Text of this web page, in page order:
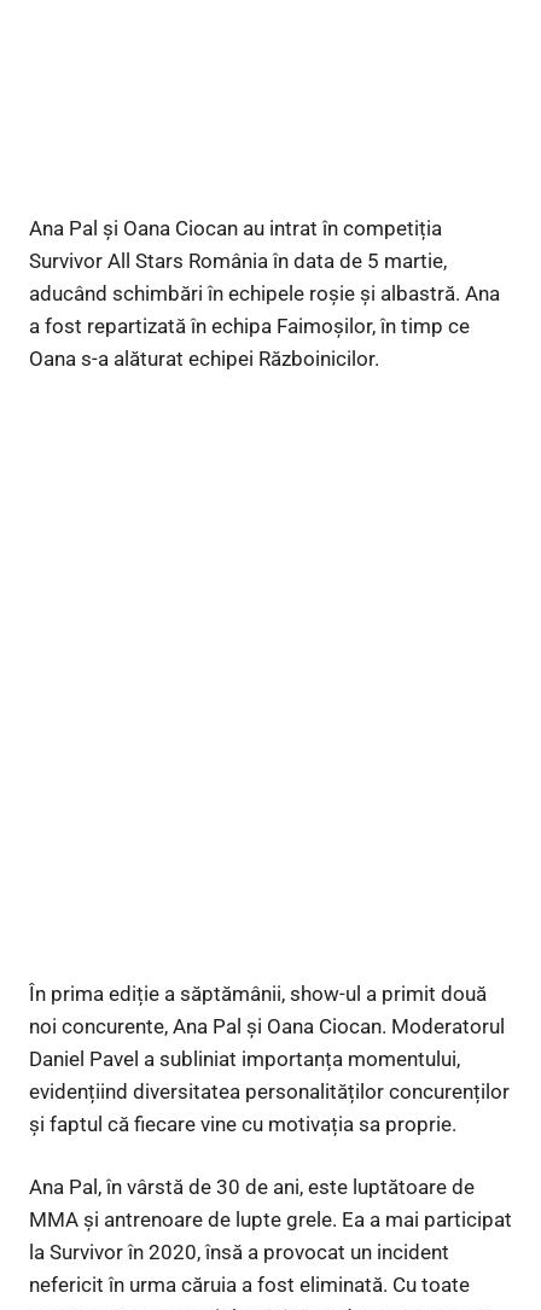
Ana Pal și Oana Ciocan au intrat în competiția
Survivor All Stars România în data de 5 martie,
aducând schimbări în echipele roșie și albastră. Ana
a fost repartizată în echipa Faimoșilor, în timp ce
Oana s-a alăturat echipei Războinicilor.
În prima ediție a săptămânii, show-ul a primit două
noi concurente, Ana Pal și Oana Ciocan. Moderatorul
Daniel Pavel a subliniat importanța momentului,
evidențiind diversitatea personalităților concurenților
și faptul că fiecare vine cu motivația sa proprie.
Ana Pal, în vârstă de 30 de ani, este luptătoare de
MMA și antrenoare de lupte grele. Ea a mai participat
la Survivor în 2020, însă a provocat un incident
nefericit în urma căruia a fost eliminată. Cu toate